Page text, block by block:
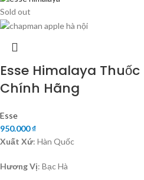
Sold out
Esse Himalaya
Chính Hãng
Esse
950.000₫
Xuất Xứ: Hàn Quốc
Hương Vị: Bạc Hà